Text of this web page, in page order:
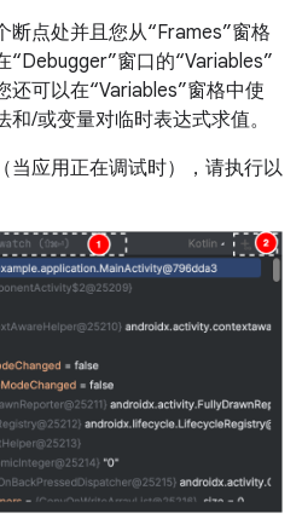
断点处并且您从“Frames”窗格
窗口的“Variables”
还可以在“Variables”窗格中使
/或变量对临时表达式求值。
当应用正在调试时），请执行以